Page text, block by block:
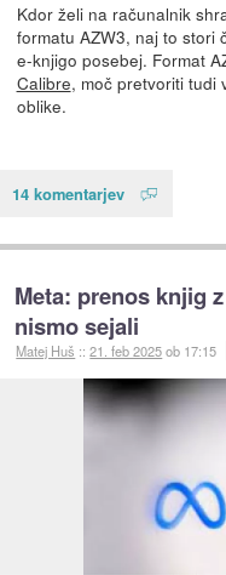
Kdor želi na računalnik
formatu AZW3, naj to stori
e-knjigo posebej. Format
Calibre, moč pretvoriti tudi
oblike.
14 komentarjev
Meta: prenos knjig
nismo sejali
Matej Huš ::21. feb 2025ob 17:15